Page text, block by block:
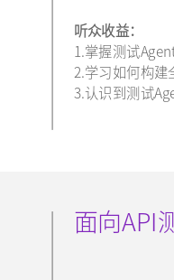
听众收益：
1.掌握测试
2.学习如何构建
3.认识到测试
面向API